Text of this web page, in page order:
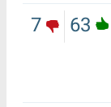
63
7